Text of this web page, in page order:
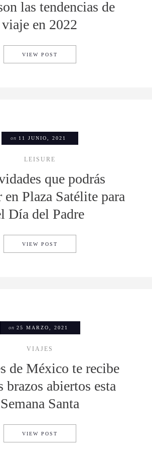
las tendencias de
viaje en 2022
VIEW POST
on 11 JUNIO, 2021
LEISURE
que podrás
Plaza Satélite para
Día del Padre
VIEW POST
on 25 MARZO, 2021
VIAJES
de México te recibe
brazos abiertos esta
Semana Santa
VIEW POST